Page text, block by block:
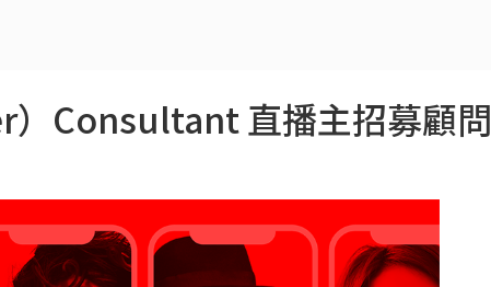
Consultant 直播主招募顧問